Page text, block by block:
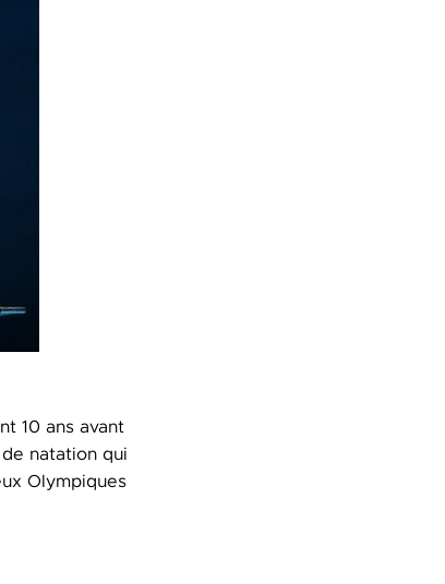
10 ans avant
natation qui
Olympiques